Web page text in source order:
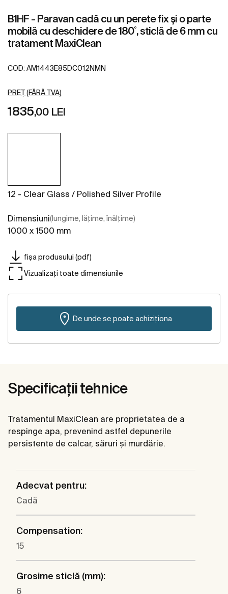
B1HF - Paravan cadă cu un perete fix și o parte
mobilă cu deschidere de 180˚, sticlă de 6 mm cu
tratament MaxiClean
COD: AM1443E85DC012NMN
PREȚ (FĂRĂ TVA)
1835,00 LEI
12 - Clear Glass / Polished Silver Profile
Dimensiuni(lungime, lățime, înălțime)
1000 x 1500 mm
fișa produsului (pdf)
Vizualizați toate dimensiunile
De unde se poate achiziționa
Specificații tehnice
Tratamentul MaxiClean are proprietatea de a
respinge apa, prevenind astfel depunerile
persistente de calcar, săruri și murdărie.
Adecvat pentru:
Cadă
Compensation:
15
Grosime sticlă (mm):
6